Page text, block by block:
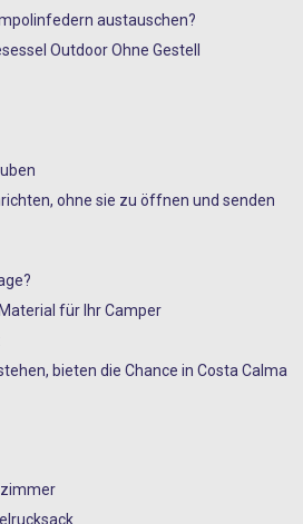
austauschen?
Outdoor Ohne Gestell
ohne sie zu öffnen und senden
für Ihr Camper
bieten die Chance in Costa Calma